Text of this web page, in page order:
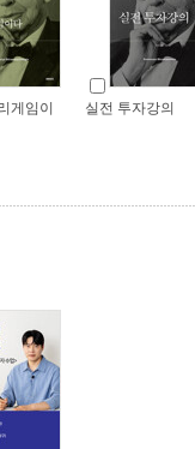
게임이 실전 투자강의